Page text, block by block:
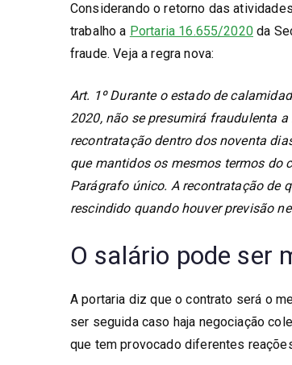
Considerando o retorno das
trabalho a Portaria 16.655/2020da
fraude. Veja a regra nova:
Art. 1º Durante o estado de
2020, não se presumirá fraudulenta
recontratação dentro dos noventa
que mantidos os mesmos termos do
Parágrafo único. A recontratação de
rescindido quando houver previsão
O salário pode ser
A portaria diz que o contrato será o
ser seguida caso haja negociação
que tem provocado diferentes